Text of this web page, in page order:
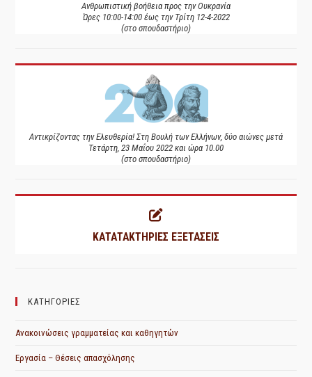
Ανθρωπιστική βοήθεια προς την Ουκρανία
Ώρες 10:00-14:00 έως την Τρίτη 12-4-2022
(στο σπουδαστήριο)
Αντικρίζοντας την Ελευθερία! Στη Βουλή των Ελλήνων, δύο αιώνες μετά
Τετάρτη, 23 Μαΐου 2022 και ώρα 10.00
(στο σπουδαστήριο)
ΚΑΤΑΤΑΚΤΗΡΙΕΣ ΕΞΕΤΑΣΕΙΣ
ΚΑΤΗΓΟΡΙΕΣ
Ανακοινώσεις γραμματείας και καθηγητών
Εργασία – Θέσεις απασχόλησης